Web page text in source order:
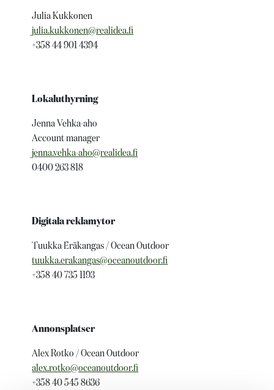
Julia Kukkonen
julia.kukkonen@realidea.fi
+358 44 901 4394
Lokaluthyrning
Jenna Vehka-aho
Account manager
jenna.vehka-aho@realidea.fi
0400 263 818
Digitala reklamytor
Tuukka Eräkangas / Ocean Outdoor
tuukka.erakangas@oceanoutdoor.fi
+358 40 735 1193
Annonsplatser
Alex Rotko / Ocean Outdoor
alex.rotko@oceanoutdoor.fi
+358 40 545 8636